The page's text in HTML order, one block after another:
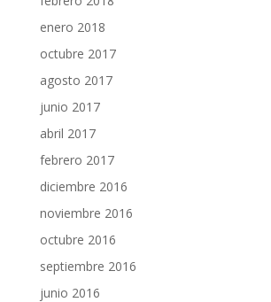
enero 2018
octubre 2017
agosto 2017
junio 2017
abril 2017
febrero 2017
diciembre 2016
noviembre 2016
octubre 2016
septiembre 2016
junio 2016